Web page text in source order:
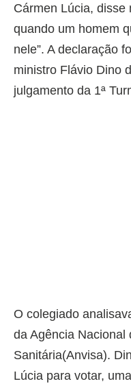
Cármen Lúcia, disse
quando um homem
nele”. A declaração
ministro Flávio Dino
julgamento da 1ª
O colegiado
da Agência Nacional
Sanitária(Anvisa).
Lúcia para votar,